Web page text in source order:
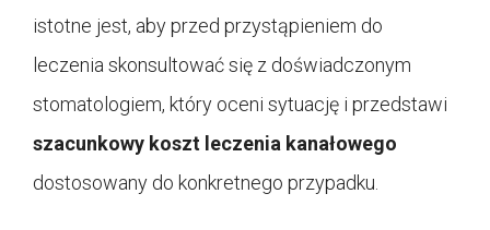
istotne jest, aby przed przystąpieniem do
leczenia skonsultować się z doświadczonym
stomatologiem, który oceni sytuację i przedstawi
szacunkowy koszt leczenia kanałowego
dostosowany do konkretnego przypadku.